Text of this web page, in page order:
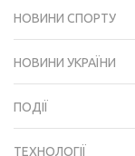
НОВИНИ СПОРТУ
НОВИНИ УКРАЇНИ
ПОДІЇ
ТЕХНОЛОГІЇ